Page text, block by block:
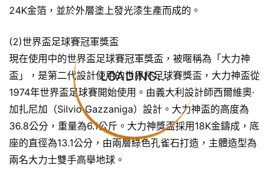
LOADING...
24K金箔，並於外層塗上發光漆生產而成的。
(2)世界盃足球賽冠軍獎盃
現在使用中的世界盃足球賽冠軍獎盃，被暱稱為「大力神
盃」，是第二代設計使用的世界杯足球賽獎盃，大力神盃從
1974年世界盃足球賽開始使用。由義大利設計師西爾維奧·
加扎尼加（Silvio Gazzaniga）設計。大力神盃的高度為
36.8公分，重量為6.1公斤。大力神獎盃採用18K金鑄成，底
座的直徑為13.1公分，由兩層綠色孔雀石打造，主體造型為
兩名大力士雙手高舉地球。